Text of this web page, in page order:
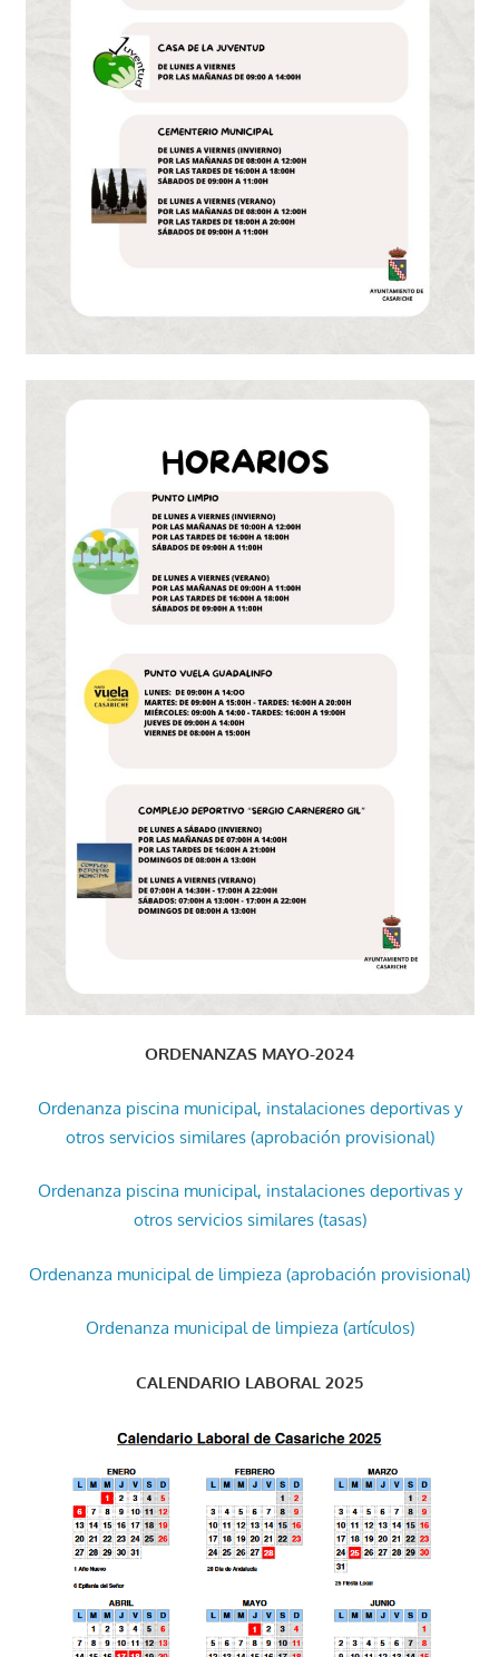
ORDENANZAS MAYO-2024
Ordenanza piscina municipal, instalaciones deportivas y
otros servicios similares (aprobación provisional)
Ordenanza piscina municipal, instalaciones deportivas y
otros servicios similares (tasas)
Ordenanza municipal de limpieza (aprobación provisional)
Ordenanza municipal de limpieza (artículos)
CALENDARIO LABORAL 2025